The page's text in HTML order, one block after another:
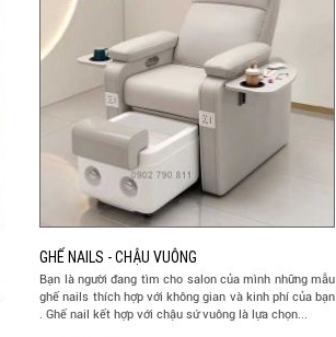
GHẾ NAILS - CHẬU VUÔNG
Bạn là người đang tìm cho salon của mình những mẫu
ghế nails thích hợp với không gian và kinh phí của bạn
. Ghế nail kết hợp với chậu sứ vuông là lựa chọn...